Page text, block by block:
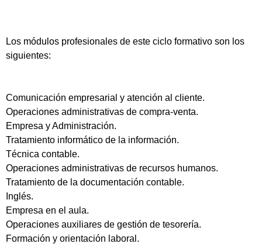
Los módulos profesionales de este ciclo formativo son los
siguientes:
Comunicación empresarial y atención al cliente.
Operaciones administrativas de compra-venta.
Empresa y Administración.
Tratamiento informático de la información.
Técnica contable.
Operaciones administrativas de recursos humanos.
Tratamiento de la documentación contable.
Inglés.
Empresa en el aula.
Operaciones auxiliares de gestión de tesorería.
Formación y orientación laboral.